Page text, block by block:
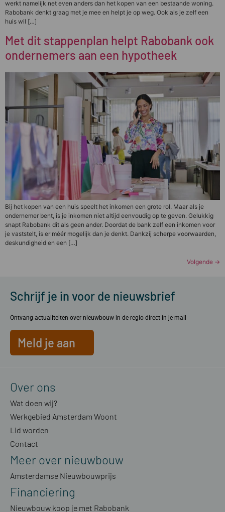
werkt namelijk net even anders dan het kopen van een bestaande woning.
Rabobank denkt graag met je mee en helpt je op weg. Ook als je zelf een
huis wil […]
Met dit stappenplan helpt Rabobank ook
ondernemers aan een hypotheek
Bij het kopen van een huis speelt het inkomen een grote rol. Maar als je
ondernemer bent, is je inkomen niet altijd eenvoudig op te geven. Gelukkig
snapt Rabobank dit als geen ander. Doordat de bank zelf een inkomen voor
je vaststelt, is er méér mogelijk dan je denkt. Dankzij scherpe voorwaarden,
deskundigheid en een […]
Volgende →
Schrijf je in voor de nieuwsbrief
Ontvang actualiteiten over nieuwbouw in de regio direct in je mail
Meld je aan
Over ons
Wat doen wij?
Werkgebied Amsterdam Woont
Lid worden
Contact
Meer over nieuwbouw
Amsterdamse Nieuwbouwprijs
Financiering
Nieuwbouw koop je met Rabobank